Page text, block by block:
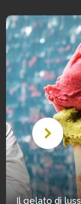
Il gelato di